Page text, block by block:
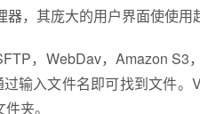
，其庞大的用户界面使使用
，WebDav，Amazon S3
输入文件名即可找到文件
夹。